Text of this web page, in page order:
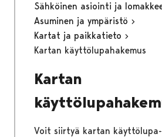
Sähköinen asiointi ja
Asuminen ja ympäristö
Kartat ja paikkatieto
Kartan käyttölupahakemus
Kartan
Voit siirtyä kartan käyttölupa-